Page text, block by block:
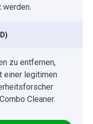
zu entfernen,
einer legitimen
Cleaner.